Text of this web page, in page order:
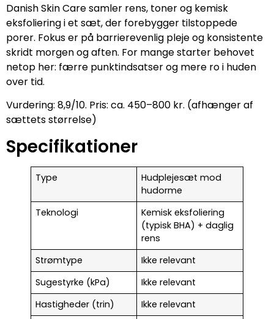
Danish Skin Care samler rens, toner og kemisk
eksfoliering i et sæt, der forebygger tilstoppede
porer. Fokus er på barrierevenlig pleje og konsistente
skridt morgen og aften. For mange starter behovet
netop her: færre punktindsatser og mere ro i huden
over tid.
Vurdering: 8,9/10. Pris: ca. 450–800 kr. (afhænger af
sættets størrelse)
Specifikationer
Type
Hudplejesæt mod
hudorme
Teknologi
Kemisk eksfoliering
(typisk BHA) + daglig
rens
Strømtype
Ikke relevant
Sugestyrke (kPa)
Ikke relevant
Hastigheder (trin)
Ikke relevant